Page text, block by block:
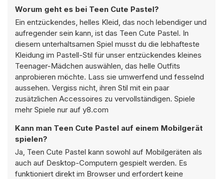
Worum geht es bei Teen Cute Pastel?
Ein entzückendes, helles Kleid, das noch lebendiger und
aufregender sein kann, ist das Teen Cute Pastel. In
diesem unterhaltsamen Spiel musst du die lebhafteste
Kleidung im Pastell-Stil für unser entzückendes kleines
Teenager-Mädchen auswählen, das helle Outfits
anprobieren möchte. Lass sie umwerfend und fesselnd
aussehen. Vergiss nicht, ihren Stil mit ein paar
zusätzlichen Accessoires zu vervollständigen. Spiele
mehr Spiele nur auf y8.com
Kann man Teen Cute Pastel auf einem Mobilgerät
spielen?
Ja, Teen Cute Pastel kann sowohl auf Mobilgeräten als
auch auf Desktop-Computern gespielt werden. Es
funktioniert direkt im Browser und erfordert keine